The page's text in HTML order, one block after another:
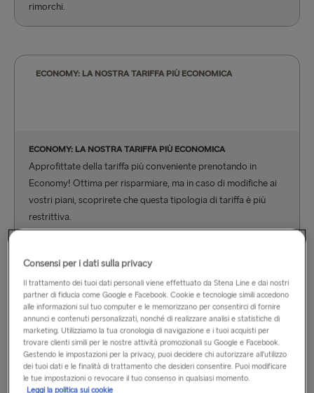
rimorchi.
ECONOMY: LA NOSTRA TARIFFA PIÙ ECONOMICA
ECONOMY: LA NOSTRA TARIFFA PIÙ ECONOMICA
Approfittate della tariffa più conveniente prenotando in
Economy! Ottima per risparmiare, ma in caso di modifiche ai
vostri piani, scoprirete che questa tipologia di tariffa è più
restrittiva.
numero di targa online
Aggiungete persone, cabine o altri extra alla vostra
prenotazione online senza tariffa servizio, ma dovrete
pagare l’eventuale differenza tariffaria
In caso di modifica della rotta, della data o dell’orario di
partenza, vi verranno addebitate le spese di modifica e
l’eventuale differenza tariffaria
Consensi per i dati sulla privacy
Il trattamento dei tuoi dati personali viene effettuato da Stena Line e dai nostri
partner di fiducia come Google e Facebook. Cookie e tecnologie simili accedono
alle informazioni sul tuo computer e le memorizzano per consentirci di fornire
annunci e contenuti personalizzati, nonché di realizzare analisi e statistiche di
marketing. Utilizziamo la tua cronologia di navigazione e i tuoi acquisti per
trovare clienti simili per le nostre attività promozionali su Google e Facebook.
Gestendo le impostazioni per la privacy, puoi decidere chi autorizzare all’utilizzo
dei tuoi dati e le finalità di trattamento che desideri consentire. Puoi modificare
le tue impostazioni o revocare il tuo consenso in qualsiasi momento.
Leggi la politica sui cookie